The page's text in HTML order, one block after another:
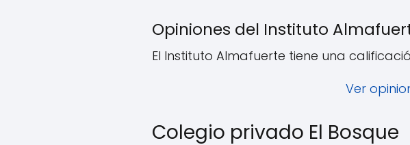
Opiniones del Instituto
El Instituto Almafuerte tiene una
Ver
Colegio privado El Bosque